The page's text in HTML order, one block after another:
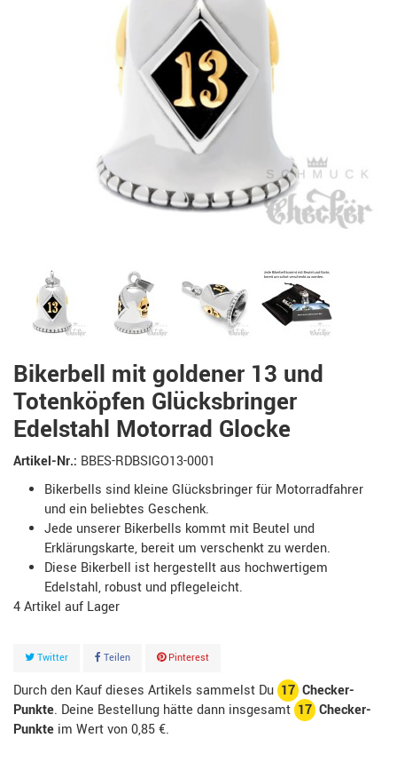
Bikerbell mit goldener 13 und
Totenköpfen Glücksbringer
Edelstahl Motorrad Glocke
Artikel-Nr.: BBES-RDBSIGO13-0001
Bikerbells sind kleine Glücksbringer für Motorradfahrer
und ein beliebtes Geschenk.
Jede unserer Bikerbells kommt mit Beutel und
Erklärungskarte, bereit um verschenkt zu werden.
Diese Bikerbell ist hergestellt aus hochwertigem
Edelstahl, robust und pflegeleicht.
4Artikel
Twitter Teilen Pinterest
Durch den Kauf dieses Artikels sammelst Du 17 Checker-
Punkte. Deine Bestellung hätte dann insgesamt 17 Checker-
Punkte im Wert von0,85 €.